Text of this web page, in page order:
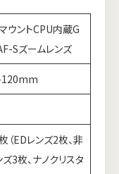
ウントCPU内蔵G
Sズームレンズ
（EDレンズ2枚、非
3枚、ナノクリスタ